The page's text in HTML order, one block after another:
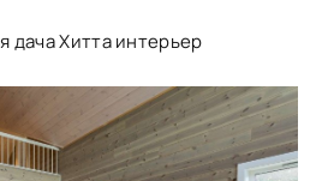
дача Хитта интерьер